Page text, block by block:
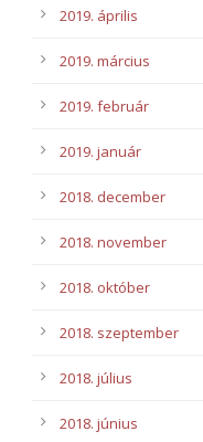
2019. április
2019. március
2019. február
2019. január
2018. december
2018. november
2018. október
2018. szeptember
2018. július
2018. június